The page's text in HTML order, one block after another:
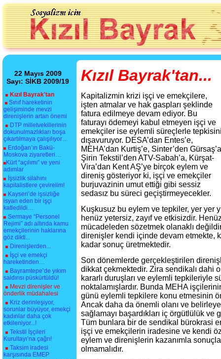
22 Mayıs 2009
Sayı: SİKB 2009/19
Kızıl Bayrak'tan
Sınıf hareketinin
gelişiminde mevzi
direnişlerin artan önemi
DTP milletvekillerinin
dokunulmazlıkları boşa
çıkartılmaya çalışılıyor…
Erdoğan’ın Bakü-
Moskova ziyaretleri…
Kürt “açılımı” ve yeni
adımlar
İşsizlik silahını
kapitalistlere çevirelim!
Kayseri’de işsizliğe
isyan eden bir işçi
katledildi…
Sermaye “Personel
Rejimi” adı altında kamu
emekçilerinin haklarına
göz dikti...
Direnişlerden...
İşçi ve emekçi
hareketinden…
Bayramtepe’de yıkım
saldırısı püskürtüldü!
Mevzi direnişler ve
önderlik müdahalesi
Kriz derinleşiyor,
sorunlar büyüyor, emekçi
kadınlar daha çok
etkileniyor...!
Tekstil İşçileri
Kurultayı’na çağrı!
Taksim iradesi
karşısında EMEP
Kızıl Bayrak'tan...
Kapitalizmin krizi işçi ve emekçilere,
işten atmalar ve hak gaspları şeklinde
fatura edilmeye devam ediyor. Bu
faturayı ödemeyi kabul etmeyen işçi ve
emekçiler ise eylemli süreçlerle
dışavuruyor. DESA’dan Entes’e,
MEHA’dan Kurtiş’e, Sinter’den
Şirin Tekstil’den ATV-Sabah’a, Kürşat-
Vira’dan Kent AŞ’ye birçok eylem ve
direniş gösteriyor ki, işçi ve emekçiler
burjuvazinin umut ettiği gibi sessiz
sedasız bu süreci geçiştirmeyecekler.
Kuşkusuz bu eylem ve tepkiler, yer yer
henüz yetersiz, zayıf ve etkisizdir.
mücadeleden sözetmek olanaklı
direnişler kendi içinde devam etmekte,
kadar sonuç üretmektedir.
Son dönemlerde gerçekleştirilen
dikkat çekmektedir. Zira sendikalı dahi
kararlı duruşları ve eylemli tepkileriyle
noktalamışlardır. Bunda MEHA
günü eylemli tepkilere konu etmesinin
Ancak daha da önemli olanı ve
sağlamayı başardıkları iç örgütlülük ve
Tüm bunlara bir de sendikal bürokrasi
işçi ve emekçilerin iradesine ve kendi
eylem ve direnişlerin kazanımla
olmamalıdır.